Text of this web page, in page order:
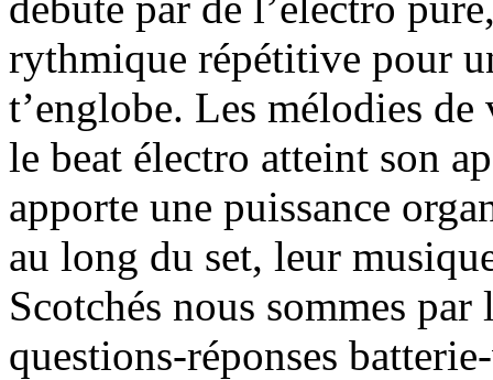
rythmique répétitive pour
t’englobe. Les mélodies
le beat électro atteint son
apporte une puissance
au long du set, leur
Scotchés nous sommes
questions-réponses